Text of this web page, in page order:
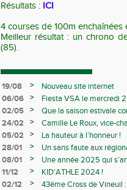
Résultats : ICI
4 courses de 100m enchaînées
Meilleur résultat : un chrono
(85).
19/08 >
Nouveau site internet
06/06
>
Fiesta VSA le mercredi
02/05
>
Que la saison estivale
24/02
>
Camille Le Roux, vice-
05/02
>
La hauteur à l’honneur !
28/01
>
Un sans faute aux
08/01
>
Une année 2025 qui
11/12
>
KID'ATHLE 2024 !
02/12
>
43ème Cross de Vineuil